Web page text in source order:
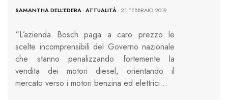
SAMANTHA DELL'EDERA-ATTUALITÀ- 21 FEBBRAIO 2019
“L’azienda Bosch paga a caro prezzo le
scelte incomprensibili del Governo nazionale
che stanno penalizzando fortemente la
vendita dei motori diesel, orientando il
mercato verso i motori benzina ed elettrici…